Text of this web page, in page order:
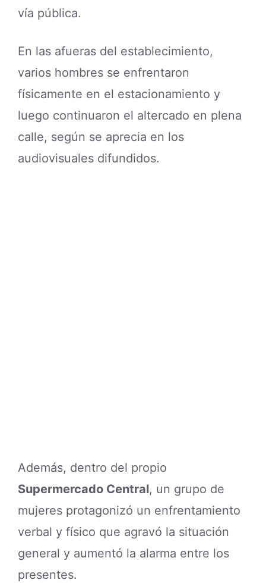
vía pública.
En las afueras del establecimiento,
varios hombres se enfrentaron
físicamente en el estacionamiento y
luego continuaron el altercado en plena
calle, según se aprecia en los
audiovisuales difundidos.
Además, dentro del propio
Supermercado Central, un grupo de
mujeres protagonizó un enfrentamiento
verbal y físico que agravó la situación
general y aumentó la alarma entre los
presentes.